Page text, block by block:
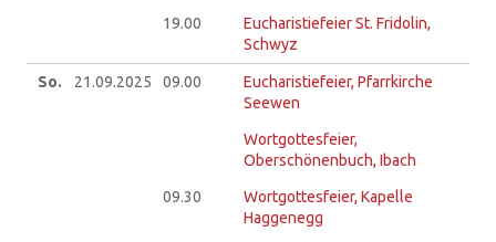
19.00
Eucharistiefeier St. Fridolin,
Schwyz
So. 21.09.2025 09.00
Eucharistiefeier, Pfarrkirche
Seewen
Wortgottesfeier,
Oberschönenbuch, Ibach
09.30
Wortgottesfeier, Kapelle
Haggenegg